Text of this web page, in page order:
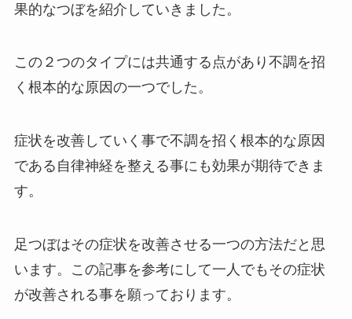
果的なつぼを紹介していきました。
この２つのタイプには共通する点があり不調を招
く根本的な原因の一つでした。
症状を改善していく事で不調を招く根本的な原因
である自律神経を整える事にも効果が期待できま
す。
足つぼはその症状を改善させる一つの方法だと思
います。この記事を参考にして一人でもその症状
が改善される事を願っております。